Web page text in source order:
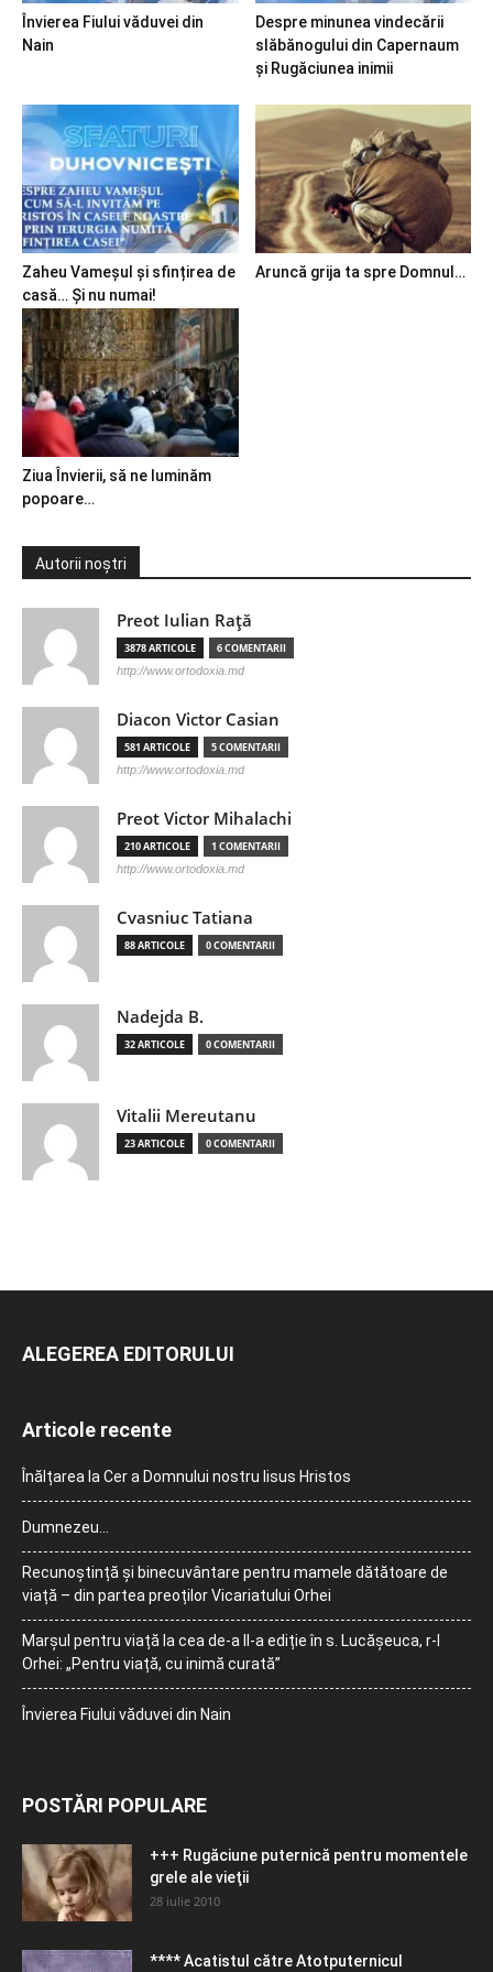
Învierea Fiului văduvei din
Nain
Despre minunea vindecării
slăbănogului din Capernaum
și Rugăciunea inimii
Zaheu Vameșul și sfințirea de
casă… Și nu numai!
Aruncă grija ta spre Domnul…
Ziua Învierii, să ne luminăm
popoare…
Autorii noștri
Preot Iulian Raţă
3878 ARTICOLE 6 COMENTARII
http://www.ortodoxia.md
Diacon Victor Casian
581 ARTICOLE 5 COMENTARII
http://www.ortodoxia.md
Preot Victor Mihalachi
210 ARTICOLE 1 COMENTARII
http://www.ortodoxia.md
Cvasniuc Tatiana
88 ARTICOLE 0 COMENTARII
Nadejda B.
32 ARTICOLE 0 COMENTARII
Vitalii Mereutanu
23 ARTICOLE 0 COMENTARII
ALEGEREA EDITORULUI
Articole recente
Înălțarea la Cer a Domnului nostru Iisus Hristos
Dumnezeu…
Recunoștință și binecuvântare pentru mamele dătătoare de
viață – din partea preoților Vicariatului Orhei
Marșul pentru viață la cea de-a II-a ediție în s. Lucășeuca, r-l
Orhei: „Pentru viață, cu inimă curată”
Învierea Fiului văduvei din Nain
POSTĂRI POPULARE
+++ Rugăciune puternică pentru momentele
grele ale vieţii
28 iulie 2010
**** Acatistul către Atotputernicul